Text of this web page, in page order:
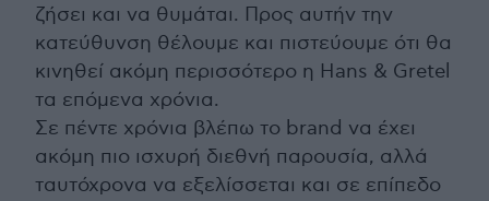
ζήσει και να θυμάται. Προς αυτήν την
κατεύθυνση θέλουμε και πιστεύουμε ότι θα
κινηθεί ακόμη περισσότερο η Hans & Gretel
τα επόμενα χρόνια.
Σε πέντε χρόνια βλέπω το brand να έχει
ακόμη πιο ισχυρή διεθνή παρουσία, αλλά
ταυτόχρονα να εξελίσσεται και σε επίπεδο